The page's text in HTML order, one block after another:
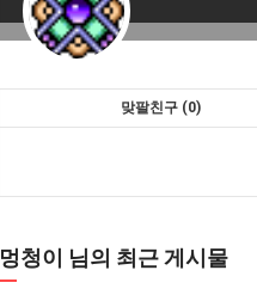
맞팔친구 (0)
멍청이 님의 최근 게시물